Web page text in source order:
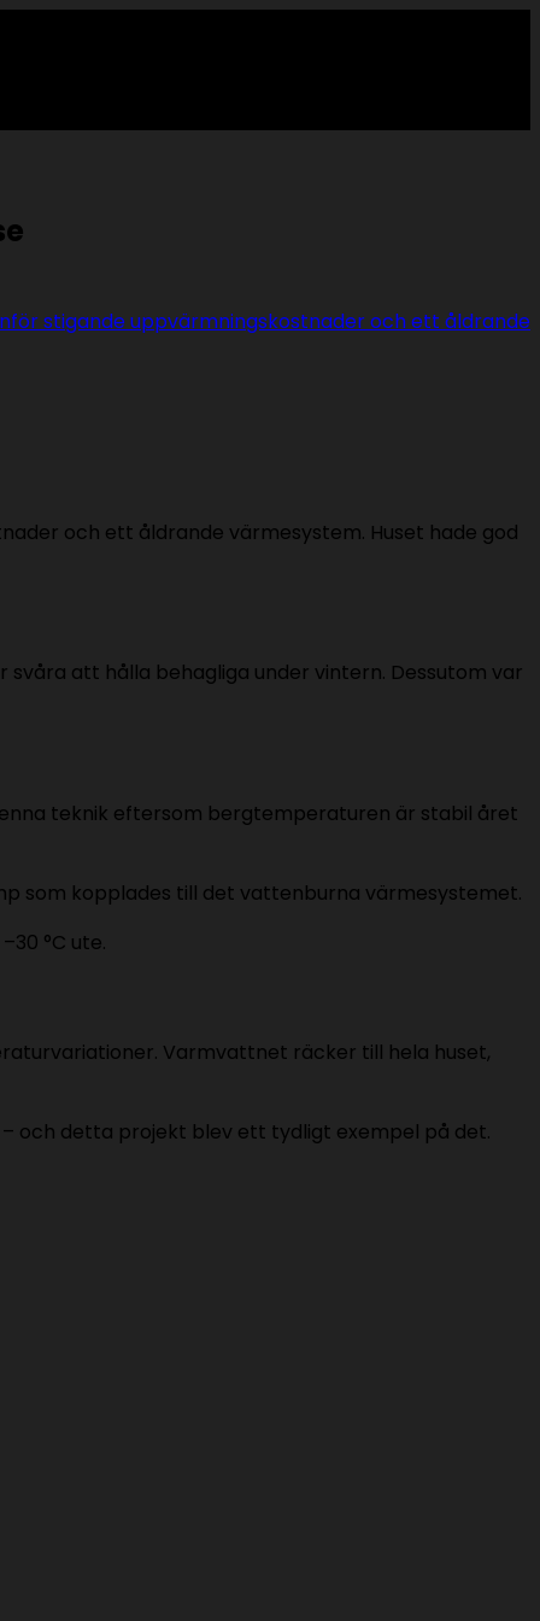
och ett åldrande värmesystem. Huset hade god
att hålla behagliga under vintern. Dessutom var
teknik eftersom bergtemperaturen är stabil året
som kopplades till det vattenburna värmesystemet.
°C ute.
Varmvattnet räcker till hela huset,
och detta projekt blev ett tydligt exempel på det.